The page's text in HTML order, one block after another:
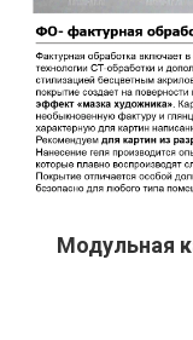
Модульная